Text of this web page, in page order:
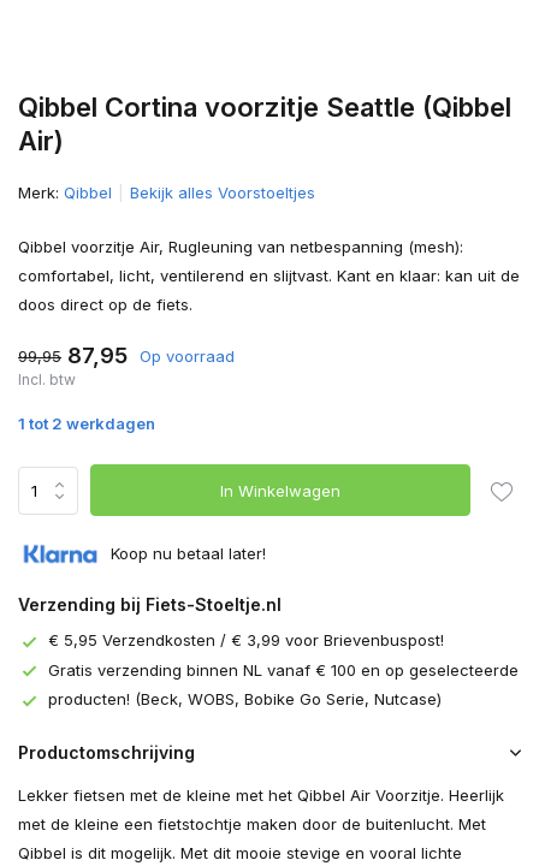
Qibbel Cortina voorzitje Seattle (Qibbel
Air)
Merk: Qibbel Bekijk alles Voorstoeltjes
Qibbel voorzitje Air, Rugleuning van netbespanning (mesh):
comfortabel, licht, ventilerend en slijtvast. Kant en klaar: kan uit de
doos direct op de fiets.
99,95 87,95 Op voorraad
Incl. btw
1 tot 2 werkdagen
In Winkelwagen
Koop nu betaal later!
Verzending bij Fiets-Stoeltje.nl
€ 5,95 Verzendkosten / € 3,99 voor Brievenbuspost!
Gratis verzending binnen NL vanaf € 100 en op geselecteerde
producten! (Beck, WOBS, Bobike Go Serie, Nutcase)
Productomschrijving
Lekker fietsen met de kleine met het Qibbel Air Voorzitje. Heerlijk
met de kleine een fietstochtje maken door de buitenlucht. Met
Qibbel is dit mogelijk. Met dit mooie stevige en vooral lichte